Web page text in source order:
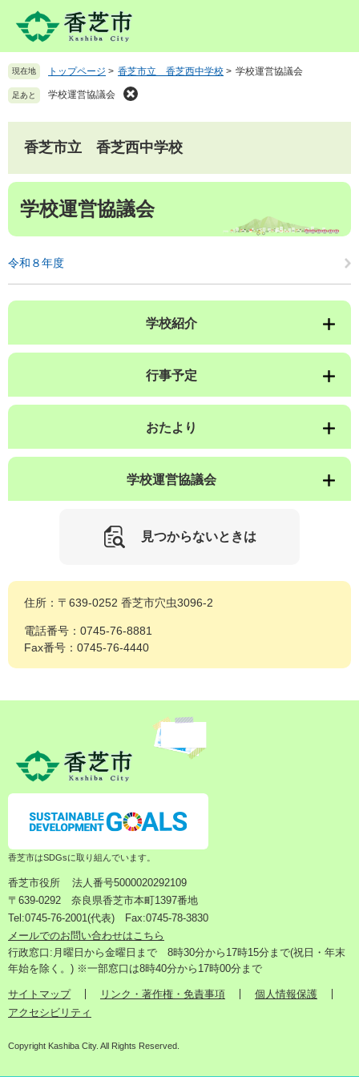
先
頭
す
を
飛
し
文
現在地 トップページ > 香芝市立 香芝西中学校 > 学校運営協議会
足あと 学校運営協議会
香芝市立 香芝西中学校
本
学校運営協議会
令和８年度
学校紹介
行事予定
おたより
学校運営協議会
見つからないときは
住所：〒639-0252 香芝市穴虫3096-2
電話番号：0745-76-8881
Fax番号：0745-76-4440
香芝市はSDGsに取り組んでいます。
香芝市役所
法人番号5000020292109
〒639-0292 奈良県香芝市本町1397番地
Tel:0745-76-2001(代表) Fax:0745-78-3830
メールでのお問い合わせはこちら
行政窓口:月曜日から金曜日まで 8時30分から17時15分まで(祝日・年末
年始を除く。) ※一部窓口は8時40分から17時00分まで
サイトマップ リンク・著作権・免責事項
個人情報保護
アクセシビリティ
Copyright Kashiba City. All Rights Reserved.